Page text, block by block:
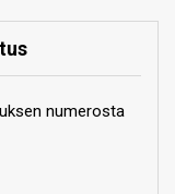
numerosta